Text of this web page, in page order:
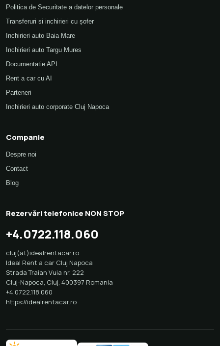
Politica de Securitate a datelor personale
Transferuri si inchirieri cu șofer
Inchirieri auto Baia Mare
Inchirieri auto Targu Mures
Documentatie API
Rent a car cu AI
Parteneri
Inchirieri auto corporate Cluj Napoca
Companie
Despre noi
Contact
Blog
Rezervări telefonice NON STOP
+4.0722.118.060
cluj(at)idealrentacar.ro
Ideal Rent a car Cluj Napoca
Strada Traian Vuia nr. 222
Cluj-Napoca, Cluj, 400397 Romania
+4.0722.118.060
https://idealrentacar.ro